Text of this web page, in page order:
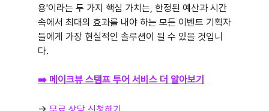
용'이라는 두 가지 핵심 가치는, 한정된 예산과 시간
속에서 최대의 효과를 내야 하는 모든 이벤트 기획자
들에게 가장 현실적인 솔루션이 될 수 있을 것입니
다.
➡️ 메이크뷰 스탬프 투어 서비스 더 알아보기